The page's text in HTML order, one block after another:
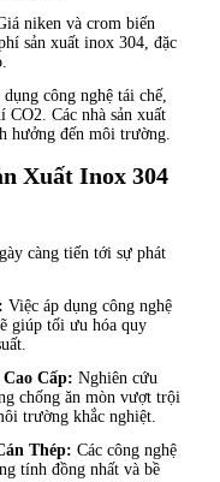
niken và crom biến
sản xuất inox 304, đặc
công nghệ tái chế,
CO2. Các nhà sản xuất
hưởng đến môi trường.
Xuất Inox 304
càng tiến tới sự phát
Việc áp dụng công nghệ
giúp tối ưu hóa quy
Cấp: Nghiên cứu
chống ăn mòn vượt trội
trường khắc nghiệt.
Thép: Các công nghệ
tính đồng nhất và bề